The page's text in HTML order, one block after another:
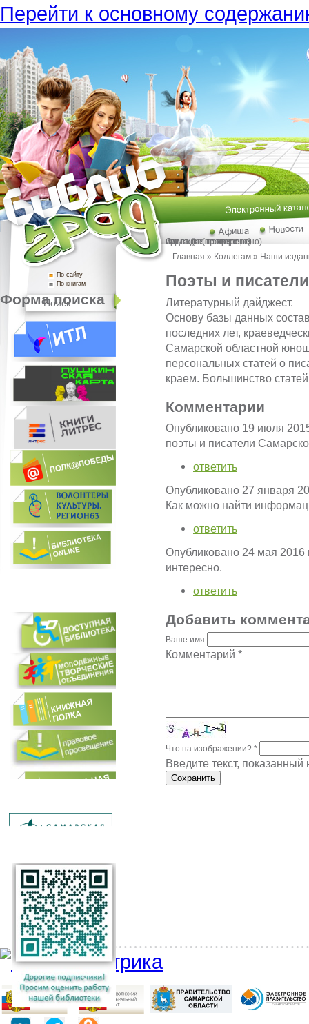
Перейти к основному
Форма поиска
Поиск
По сайту
По книгам
Главная » Коллегам » Наши
Поэты и
Литературный дайджест.
Основу базы данных
последних лет,
Самарской областной
персональных статей о
краем. Большинство
Комментарии
Опубликовано 19 июля
ирина (не проверено)
поэты и писатели
ответить
Опубликовано 27 января
Ольга (не проверено)
Как можно найти
ответить
Опубликовано 24 мая 2016
надежда (не проверено)
интересно.
ответить
Добавить
Ваше имя
Комментарий *
Что на изображении? *
Введите текст,